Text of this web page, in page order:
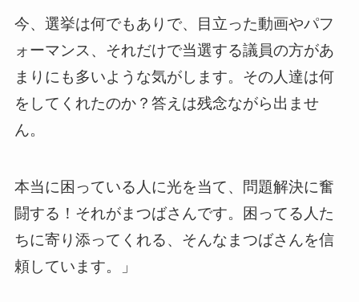
今、選挙は何でもありで、目立った動画やパフ
ォーマンス、それだけで当選する議員の方があ
まりにも多いような気がします。その人達は何
をしてくれたのか？答えは残念ながら出ませ
ん。
本当に困っている人に光を当て、問題解決に奮
闘する！それがまつばさんです。困ってる人た
ちに寄り添ってくれる、そんなまつばさんを信
頼しています。」